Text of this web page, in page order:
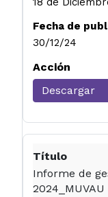
30/12/24
Descargar
Informe de
2024_MUVAU